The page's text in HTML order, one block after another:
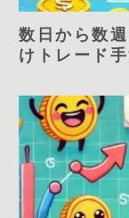
数日から数
けトレード